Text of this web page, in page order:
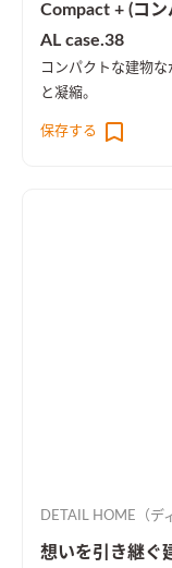
Compact + (コ
AL case.38
コンパクトな建物
と凝縮。
保存する
DETAIL HOME（デ
想いを引き継ぐ